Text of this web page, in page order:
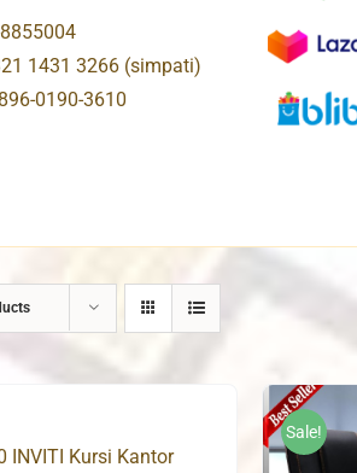
1431 3266 (simpati)
0190-3610
INVITI Kursi Kantor
Sale!